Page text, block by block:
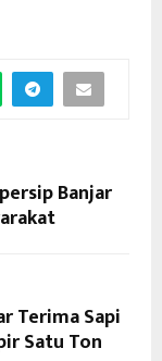
Banjar
Terima Sapi
Satu Ton